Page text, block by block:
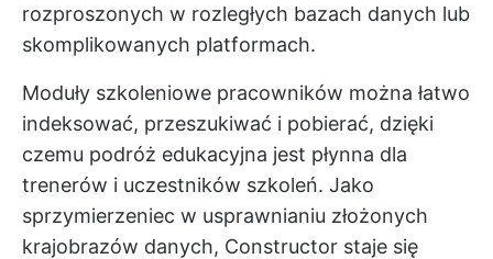
rozproszonych w rozległych bazach danych lub
skomplikowanych platformach.
Moduły szkoleniowe pracowników można łatwo
indeksować, przeszukiwać i pobierać, dzięki
czemu podróż edukacyjna jest płynna dla
trenerów i uczestników szkoleń. Jako
sprzymierzeniec w usprawnianiu złożonych
krajobrazów danych, Constructor staje się